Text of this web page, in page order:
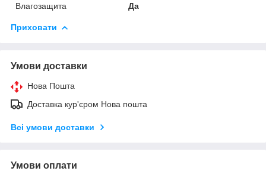
Влагозащита
Да
Приховати
Умови доставки
Нова Пошта
Доставка кур'єром Нова пошта
Всі умови доставки
Умови оплати